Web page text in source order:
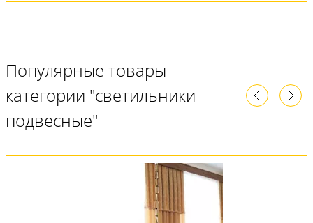
Популярные товары
категории "светильники
подвесные"